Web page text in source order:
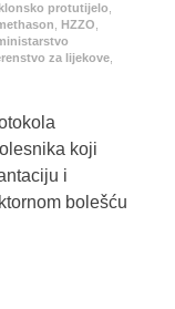
protutijelo
HZZO
za lijekove
koji
i
bolešću